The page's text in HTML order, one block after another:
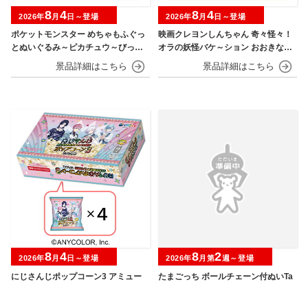
ポケットモンスター めちゃもふぐっ
とぬいぐるみ～ピカチュウ～びっく
2026年8月 4 日～登場
映画クレヨンしんちゃん 奇々怪々！
オラの妖怪バケ～ション おおきなSO
FVIMATES～野原しんのすけ～
2026年8月 4 日～登場
にじさんじポップコーン3 アミュー
2026年8月 4 日～登場
たまごっち ボールチェーン付ぬいTa
2026年8月第2週～登場